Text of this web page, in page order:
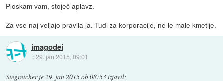
Ploskam vam, stoječ aplavz.
Za vse naj veljajo pravila ja. Tudi za korporacije, ne le male kmetije.
imagodei
::29. jan 2015, 09:01
Siegreicherje29. jan 2015 ob 08:53izjavil: